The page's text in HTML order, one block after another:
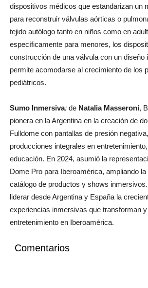
dispositivos médicos que estandarizan un
para reconstruir válvulas aórticas o
tejido autólogo tanto en niños como en
específicamente para menores, los
construcción de una válvula con un diseño
permite acomodarse al crecimiento de los
pediátricos.
Sumo Inmersiva: de Natalia Masseroni,
pionera en la Argentina en la creación de
Fulldome con pantallas de presión
producciones integrales en
educación. En 2024, asumió la
Dome Pro para Iberoamérica, ampliando
catálogo de productos y shows
liderar desde Argentina y España la
experiencias inmersivas que transforman
entretenimiento en Iberoamérica.
Comentarios